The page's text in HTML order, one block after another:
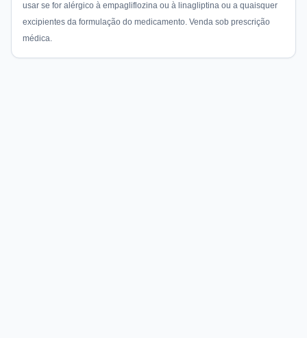
usar se for alérgico à empagliflozina ou à linagliptina ou a quaisquer
excipientes da formulação do medicamento. Venda sob prescrição
médica.